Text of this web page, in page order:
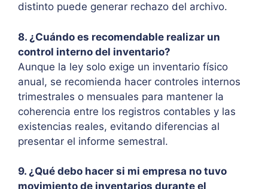
distinto puede generar rechazo del archivo.
8. ¿Cuándo es recomendable realizar un
control interno del inventario?
Aunque la ley solo exige un inventario físico
anual, se recomienda hacer controles internos
trimestrales o mensuales para mantener la
coherencia entre los registros contables y las
existencias reales, evitando diferencias al
presentar el informe semestral.
9. ¿Qué debo hacer si mi empresa no tuvo
movimiento de inventarios durante el